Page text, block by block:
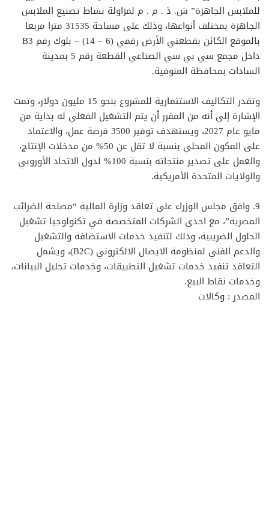
للملابس الجاهزة” ش. ذ . م . م لمزاولة نشاط تصنيع الملابس
الجاهزة بمختلف أنواعها، وذلك على مساحة 31535 مترا مربعا
بالموقع الكائن بقطعتي الأرض رقمي (6 – 14) – بلوك رقم B3
داخل مجمع سي بي سي الصناعي القطعة رقم 5 بمدينة
السادات بمحافظة المنوفية.
وتقدر التكاليف الاستثمارية للمشروع بنحو 15 مليون دولار، وتمت
الإشارة إلى أنه من المقرر أن يتم التشغيل الفعلي له بداية من
مايو عام 2027، ويستهدف توفير 3500 فرصة عمل، والاعتماد
على المكون المحلي بنسبة لا تقل عن 50% من مدخلات الإنتاج،
والعمل على تصدير منتجاته بنسبة 100% لدول الاتحاد الأوروبي
والولايات المتحدة الأمريكية.
9. وافق مجلس الوزراء على تعاقد وزارة المالية “مصلحة الضرائب
المصرية”، مع احدى الشركات المتخصصة في تكنولوجيا تشغيل
الحلول الضريبية، وذلك لتنفيذ خدمات الاستضافة والتشغيل
والدعم الفني لمنظومة الايصال الالكتروني (B2C)، ويشمل
التعاقد تنفيذ خدمات تشغيل التطبيقات، وخدمات تحليل البيانات،
وخدمات نقاط البيع.
المصدر : وكالات